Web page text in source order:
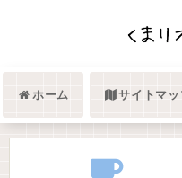
ホーム サイトマッ